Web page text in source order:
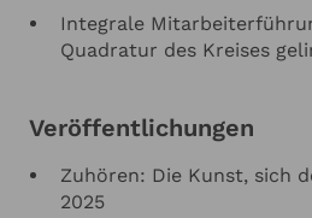
Integrale
Quadratur des Kreises
Veröffentlichungen
Zuhören: Die Kunst, sich
2025